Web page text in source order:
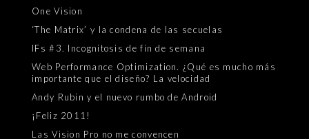
One Vision
‘The Matrix’ y la condena de las secuelas
IFs #3. Incognitosis de fin de semana
Web Performance Optimization. ¿Qué es mucho más
importante que el diseño? La velocidad
Andy Rubin y el nuevo rumbo de Android
¡Feliz 2011!
Las Vision Pro no me convencen